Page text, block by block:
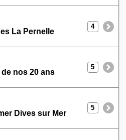
La Pernelle
4
nos 20 ans
5
Dives sur Mer
5